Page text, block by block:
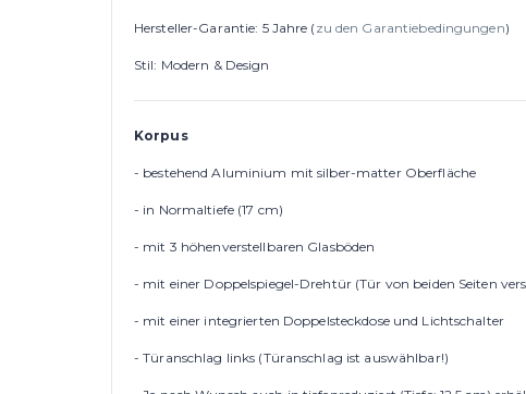
Hersteller-Garantie: 5 Jahre ( zu den Garantiebedingungen)
Stil: Modern & Design
Korpus
- bestehend Aluminium mit silber-matter Oberfläche
- in Normaltiefe (17 cm)
- mit 3 höhenverstellbaren Glasböden
- mit einer Doppelspiegel-Drehtür (Tür von beiden Seiten
- mit einer integrierten Doppelsteckdose und Lichtschalter
- Türanschlag links (Türanschlag ist auswählbar!)